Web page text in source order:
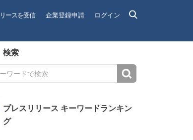
ースを受信 企業登録申請 ログイン
検索
プレスリリース キーワードランキン
グ